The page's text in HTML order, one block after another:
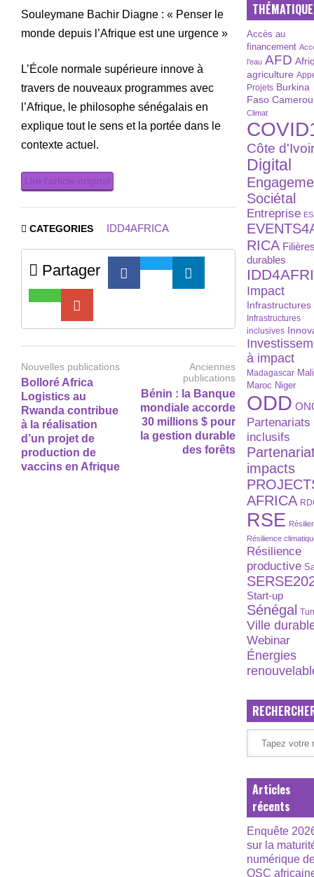
Souleymane Bachir Diagne : « Penser le
monde depuis l’Afrique est une urgence »
L’École normale supérieure innove à
travers de nouveaux programmes avec
l’Afrique, le philosophe sénégalais en
explique tout le sens et la portée dans le
contexte actuel.
Lire l’article original
CATEGORIES IDD4AFRICA
Partager
Nouvelles publications
Bolloré Africa
Logistics au
Rwanda contribue
à la réalisation
d’un projet de
production de
vaccins en Afrique
Anciennes
publications
Bénin : la Banque
mondiale accorde
30 millions $ pour
la gestion durable
des forêts
Accès au
financement
l’eau AFD
agriculture
Projets Burkina
Faso
Climat
Côte
Digital
Sociétal
Entreprise
RICA
durables
Impact
Infrastructures
Infrastructures
inclusives
à impact
Madagascar Mali
Maroc Niger
ODD
Partenariats
inclusifs
impacts
AFRICA
RSE
Résilience
Résilience
productive
Start-up
Sénégal
Ville
Webinar
Énergies
Articles
récents
Enquête
sur la
numérique
OSC